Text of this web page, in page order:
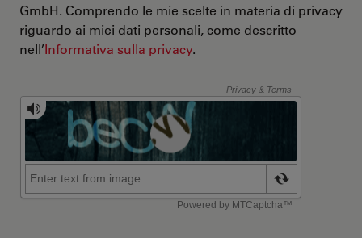
GmbH. Comprendo le mie scelte in materia di privacy
riguardo ai miei dati personali, come descritto
nell’Informativa sulla privacy.